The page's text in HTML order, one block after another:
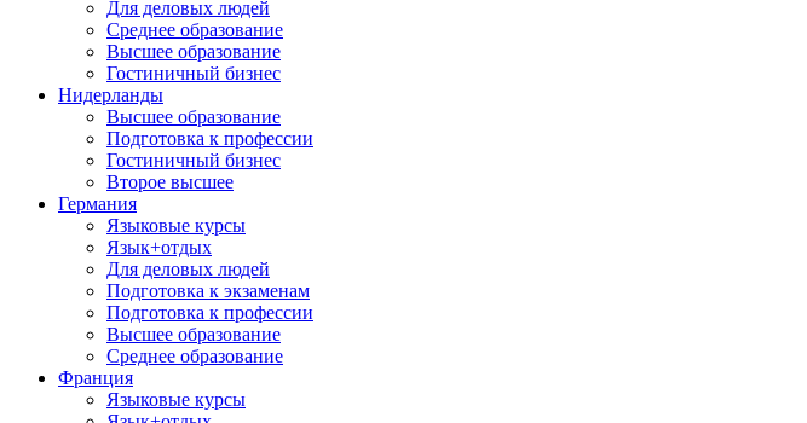
Для деловых людей
Среднее образование
Высшее образование
Гостиничный бизнес
Нидерланды
Высшее образование
Подготовка к профессии
Гостиничный бизнес
Второе высшее
Германия
Языковые курсы
Язык+отдых
Для деловых людей
Подготовка к экзаменам
Подготовка к профессии
Высшее образование
Среднее образование
Франция
Языковые курсы